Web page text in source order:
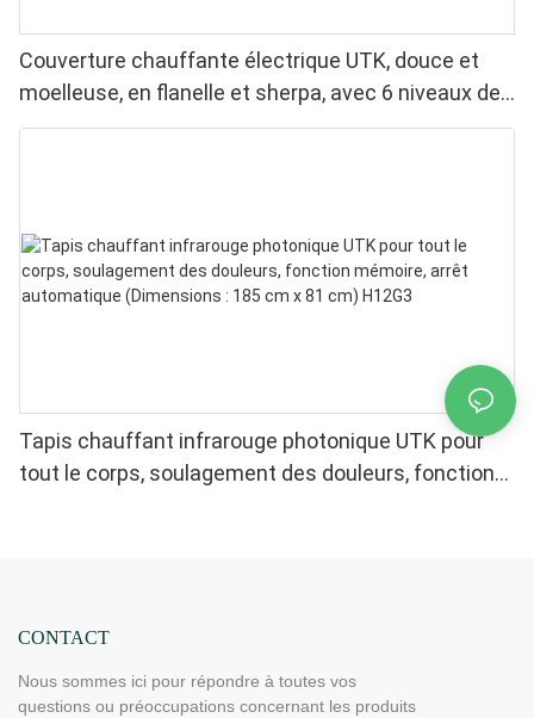
Couverture chauffante électrique UTK, douce et
moelleuse, en flanelle et sherpa, avec 6 niveaux de
chaleur, arrêt automatique et chauffage uniforme.
Tapis chauffant infrarouge photonique UTK pour
tout le corps, soulagement des douleurs, fonction
CONTACT
Nous sommes ici pour répondre à toutes vos
questions ou préoccupations concernant les produits